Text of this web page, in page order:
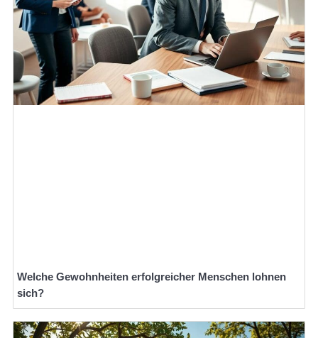
Welche Gewohnheiten erfolgreicher Menschen lohnen
sich?